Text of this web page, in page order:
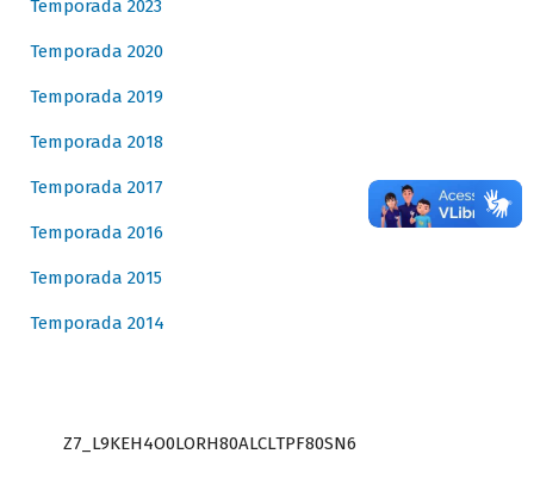
Temporada 2023
Temporada 2020
Temporada 2019
Temporada 2018
Temporada 2017
Temporada 2016
Temporada 2015
Temporada 2014
Z7_L9KEH4O0LORH80ALCLTPF80SN6